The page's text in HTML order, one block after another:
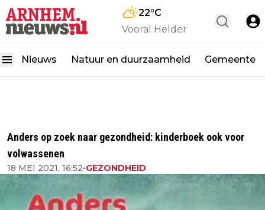
22°C
Vooral Helder
Nieuws Natuur en duurzaamheid Gemeente
Anders op zoek naar gezondheid: kinderboek ook voor
volwassenen
18 MEI 2021, 16:52•GEZONDHEID